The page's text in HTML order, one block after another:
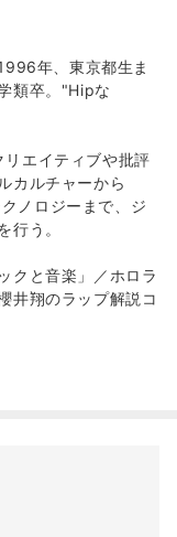
年、東京都生ま
類卒。"Hipな
エイティブや批評
カルチャーから
ノロジーまで、ジ
行う。
クと音楽」／ホロラ
井翔のラップ解説コ